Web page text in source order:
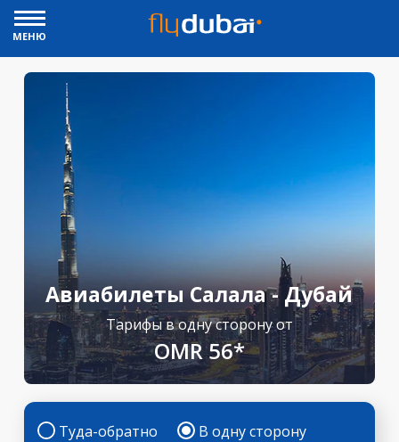
МЕНЮ
Авиабилеты Салала - Дубай
Тарифы в одну сторону от
OMR 56*
Туда-обратно В одну сторону